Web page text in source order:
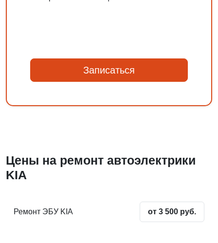
Записаться
Цены на ремонт автоэлектрики
KIA
Ремонт ЭБУ KIA от 3 500 руб.